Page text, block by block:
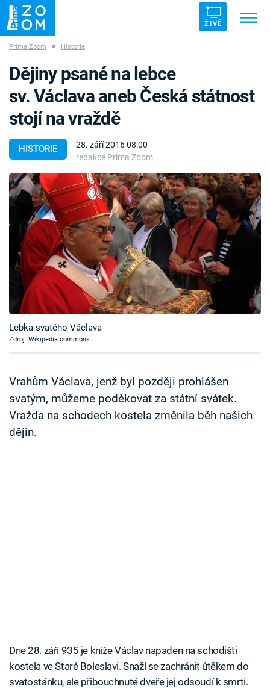
ŽIVĚ
ZÁHADY VETŘELCI DÁVNOVĚKU
Témata
Témata
Pořady
TV Program
Časopis
Sledujte prima+
Sledujte nás
Prima Zoom ■ Historie
HISTORIE
28. září 2016 08:00
redakce Prima Zoom
Dějiny psané na lebce
sv. Václava aneb Česká státnost
stojí na vraždě
Lebka svatého Václava
Zdroj: Wikipedia commons
Vrahům Václava, jenž byl později prohlášen
svatým, můžeme poděkovat za státní svátek.
Vražda na schodech kostela změnila běh našich
dějin.
Dne 28. září 935 je kníže Václav napaden na schodišti
kostela ve Staré Boleslavi. Snaží se zachránit útěkem do
svatostánku, ale přibouchnuté dveře jej odsoudí k smrti.